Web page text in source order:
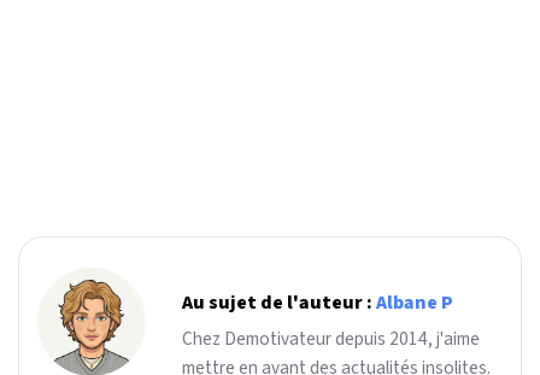
Au sujet de l'auteur :Albane P
Chez Demotivateur depuis 2014, j'aime
mettre en avant des actualités insolites.